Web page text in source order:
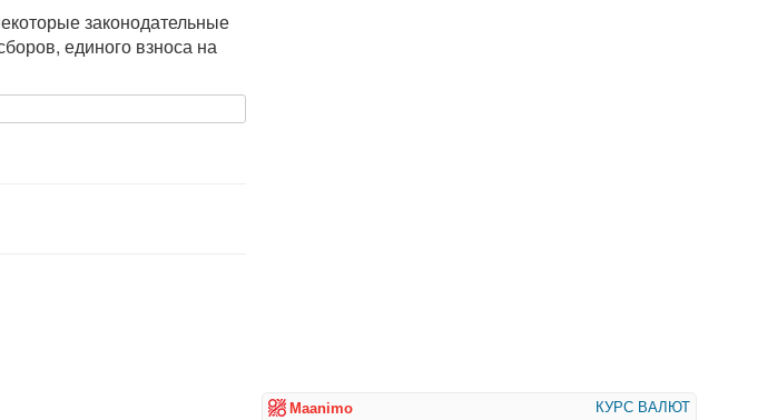
законодательные
единого взноса на